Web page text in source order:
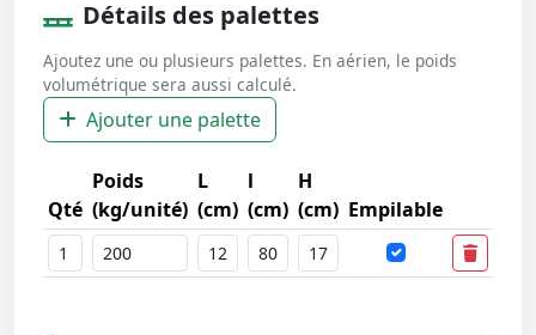
Détails des palettes
Ajoutez une ou plusieurs palettes. En aérien, le poids
volumétrique sera aussi calculé.
Ajouter une palette
Qté
Poids
(kg/unité)
L
(cm)
l
(cm)
H
(cm) Empilable